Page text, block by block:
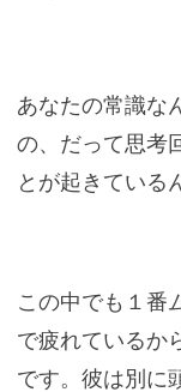
あなたの常識な
の、だって思考
とが起きている
この中でも１番
で疲れているか
です。彼は別に